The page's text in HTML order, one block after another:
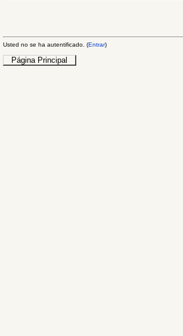
Usted no se ha autentificado. (Entrar)
Página Principal